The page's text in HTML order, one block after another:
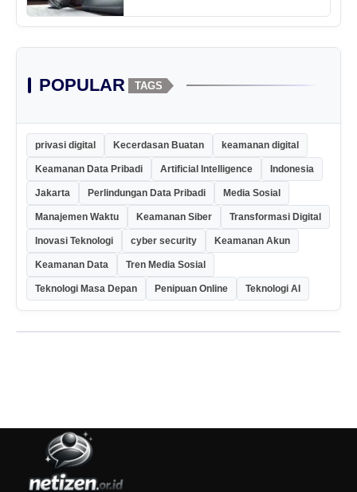
POPULAR TAGS
privasi digital Kecerdasan Buatan keamanan digital
Keamanan Data Pribadi Artificial Intelligence Indonesia
Jakarta Perlindungan Data Pribadi Media Sosial
Manajemen Waktu Keamanan Siber Transformasi Digital
Inovasi Teknologi cyber security Keamanan Akun
Keamanan Data Tren Media Sosial
Teknologi Masa Depan Penipuan Online Teknologi AI